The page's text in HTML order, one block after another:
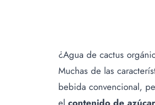
¿Agua de cactus
Muchas de las
bebida convencional,